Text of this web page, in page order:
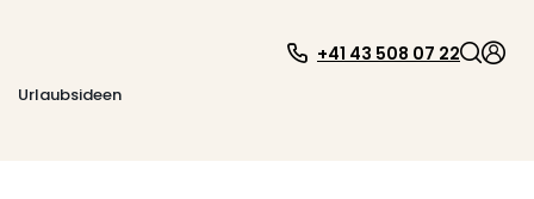
Urlaubsideen
+41 43 508 07 22